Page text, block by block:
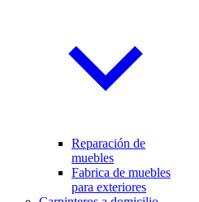
Reparación de
muebles
Fabrica de muebles
para exteriores